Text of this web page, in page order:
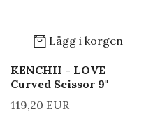
Lägg i korgen
KENCHII - LOVE
Curved Scissor 9"
119,20 EUR